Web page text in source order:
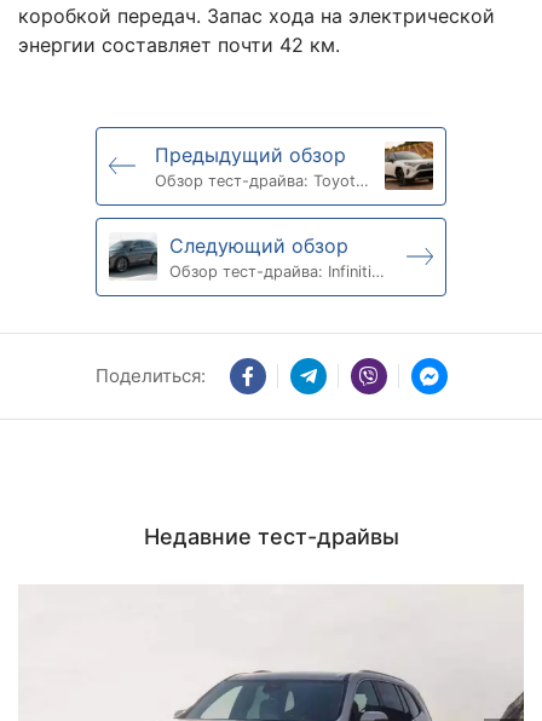
коробкой передач. Запас хода на электрической
энергии составляет почти 42 км.
Предыдущий обзор
Обзор тест-драйва: Toyota
RAV4 2019
Следующий обзор
Обзор тест-драйва: Infiniti
QX50 2019
Поделиться:
Недавние тест-драйвы